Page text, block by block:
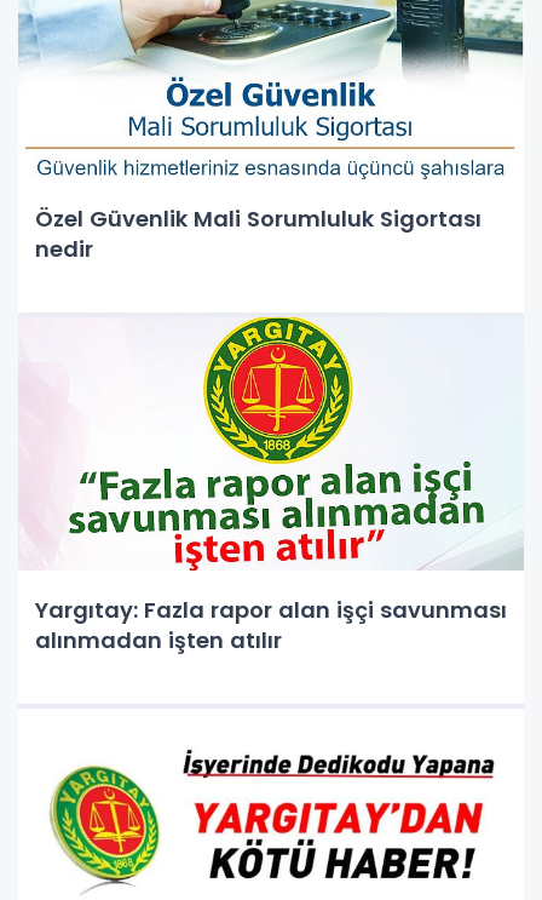
Özel Güvenlik Mali Sorumluluk Sigortası
nedir
Yargıtay: Fazla rapor alan işçi savunması
alınmadan işten atılır